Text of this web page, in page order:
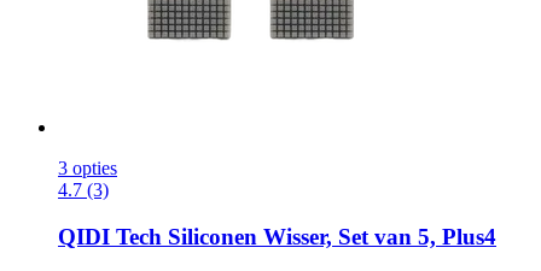
3 opties
4.7 (3)
QIDI Tech Siliconen Wisser, Set van 5, Plus4